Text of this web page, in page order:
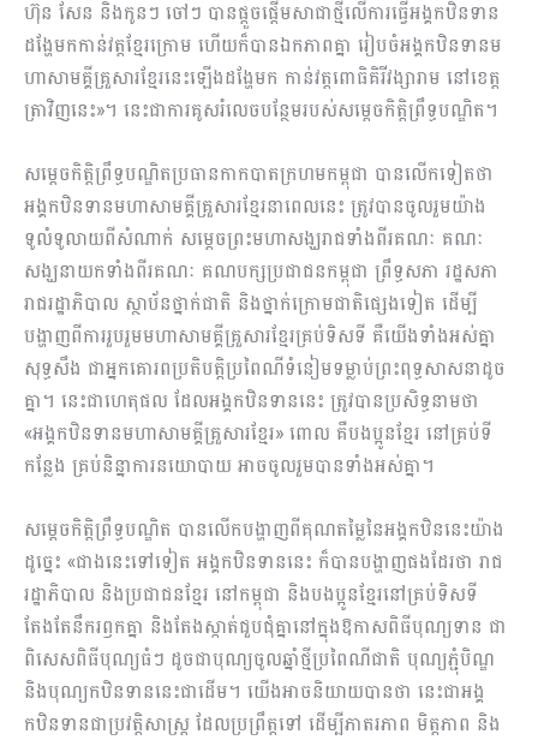
ហ៊ុន សែន និងកូនៗ ចៅៗ បានផ្តួចផ្តើមសាជាថ្មីលើការធ្វើអង្គកឋិនទាន
ដង្ហែ​មកកាន់វត្តខ្មែរក្រោម ហើយក៏បានឯកភាព​គ្នា រៀបចំអង្គកឋិនទានម
ហាសាមគ្គីគ្រួសារខ្មែរនេះឡើងដង្ហែមក កាន់វត្តពោធិគិរីវង្សារាម នៅខេត្ត​
ត្រា​វិញនេះ»។ នេះជាការគូសរំលេចបន្ថែមរបស់សម្តេចកិត្តិព្រឹទ្ធបណ្ឌិត។
សម្តេចកិត្តិព្រឹទ្ធបណ្ឌិតប្រធានកាកបាតក្រហមកម្ពុជា បានលើកទៀតថា
អង្គកឋិនទានមហាសាមគ្គីគ្រួសារខ្មែរនាពេលនេះ ត្រូវបានចូលរួមយ៉ាង
ទូលំទូលាយពីសំណាក់ សម្តេចព្រះមហាសង្ឃរាជទាំងពីរគណៈ គណៈ
សង្ឃនាយកទាំងពីរគណៈ គណបក្សប្រជាជន​កម្ពុជា ព្រឹទ្ធសភា រដ្ឋសភា
រាជរដ្ឋាភិបាល ស្ថាប័នថ្នាក់ជាតិ និងថ្នាក់ក្រោមជាតិផ្សេងទៀត ដើម្បី
បង្ហាញ​ពីការរួបរួមមហាសាមគ្គីគ្រួសារខ្មែរគ្រប់ទិសទី គឺយើងទាំងអស់គ្នា
សុទ្ធសឹង ជាអ្នកគោរពប្រតិបត្តិប្រពៃណីទំនៀមទម្លាប់ព្រះពុទ្ធសាសនាដូច
គ្នា។ នេះជាហេតុផល ដែលអង្គកឋិនទាននេះ ត្រូវបានប្រសិទ្ធនាមថា
«អង្គកឋិនទានមហាសាមគ្គីគ្រួសារខ្មែរ» ពោល គឺបងប្អូនខ្មែរ នៅគ្រប់ទី
កន្លែង គ្រប់និន្នាការនយោបាយ អាចចូលរួមបានទាំងអស់គ្នា។
សម្តេចកិត្តិព្រឹទ្ធបណ្ឌិត បានលើកបង្ហាញពីគុណតម្លៃនៃអង្គកឋិននេះយ៉ាង
ដូច្នេះ «ជាងនេះទៅទៀត អង្គកឋិនទាននេះ ក៏បានបង្ហាញផងដែរថា រាជ
រដ្ឋាភិបាល និងប្រជាជនខ្មែរ នៅកម្ពុជា និងបងប្អូនខ្មែរនៅគ្រប់ទិសទី
តែងតែនឹករឭកគ្នា និងតែងស្កាត់ជួបជុំគ្នានៅក្នុង​ឱកាស​ពិធីបុណ្យទាន ជា
ពិសេសពិធីបុណ្យធំៗ ដូចជាបុណ្យ​ចូលឆ្នាំថ្មីប្រពៃណីជាតិ បុណ្យភ្ជុំបិណ្ឌ
និង​បុណ្យកឋិនទាននេះជាដើម។ យើងអាចនិយាយបានថា នេះជាអង្គ
កឋិនទានជាប្រវត្តិសាស្រ្ត ដែលប្រព្រឹត្តទៅ ដើម្បីភាតរភាព មិត្តភាព និង